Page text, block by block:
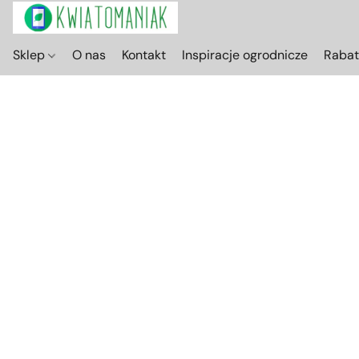
Sklep O nas Kontakt Inspiracje ogrodnicze